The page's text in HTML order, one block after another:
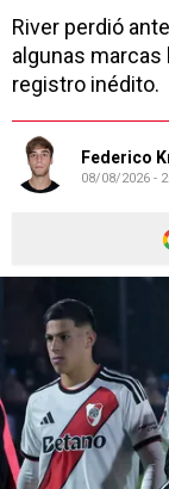
River perdió
algunas
registro inédito.
Federico
08/08/2026 -